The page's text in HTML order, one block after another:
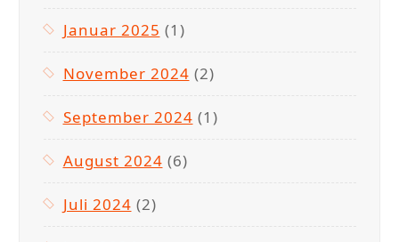
Januar 2025 (1)
November 2024 (2)
September 2024 (1)
August 2024 (6)
Juli 2024 (2)